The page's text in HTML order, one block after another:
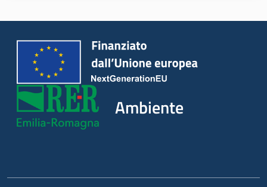
Novità
Servizi
Leggi Atti Bandi
Progetti
Ambiente